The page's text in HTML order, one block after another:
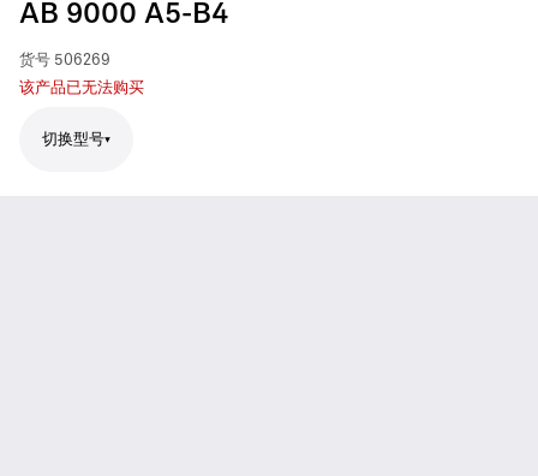
AB 9000 A5-B4
货号 506269
该产品已无法购买
切换型号